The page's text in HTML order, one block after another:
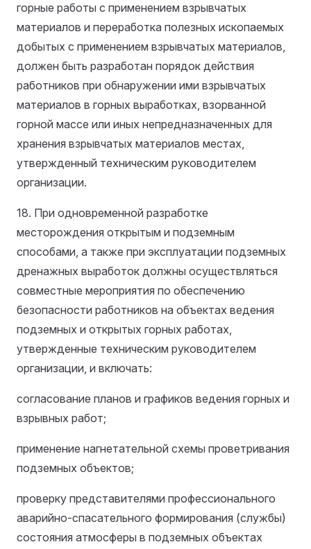
горные работы с применением взрывчатых
материалов и переработка полезных ископаемых
добытых с применением взрывчатых материалов,
должен быть разработан порядок действия
работников при обнаружении ими взрывчатых
материалов в горных выработках, взорванной
горной массе или иных непредназначенных для
хранения взрывчатых материалов местах,
утвержденный техническим руководителем
организации.
18. При одновременной разработке
месторождения открытым и подземным
способами, а также при эксплуатации подземных
дренажных выработок должны осуществляться
совместные мероприятия по обеспечению
безопасности работников на объектах ведения
подземных и открытых горных работах,
утвержденные техническим руководителем
организации, и включать:
согласование планов и графиков ведения горных и
взрывных работ;
применение нагнетательной схемы проветривания
подземных объектов;
проверку представителями профессионального
аварийно-спасательного формирования (службы)
состояния атмосферы в подземных объектах